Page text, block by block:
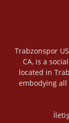
Trabzonspor
CA, is a
located in
embodying